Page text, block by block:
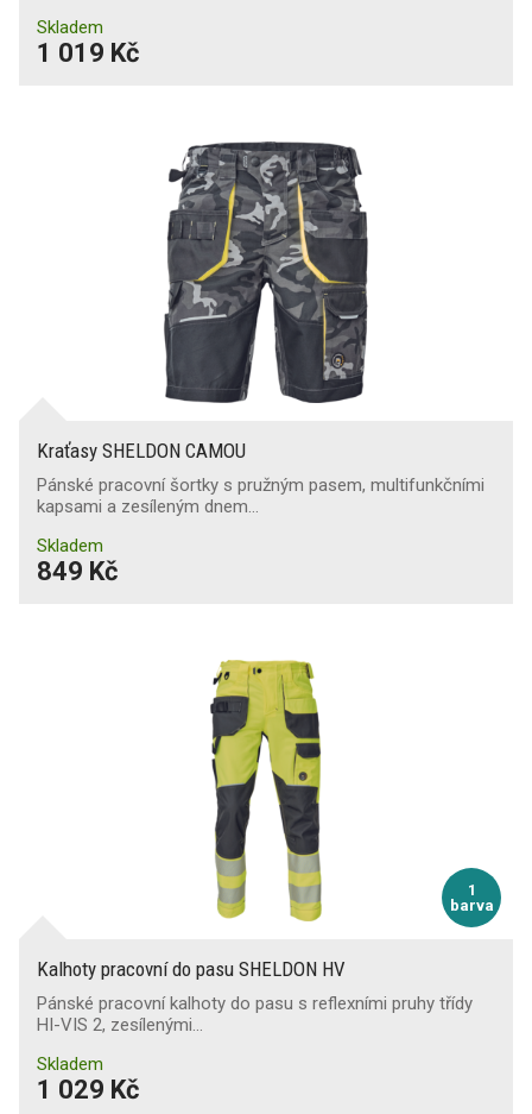
Skladem
1 019 Kč
Kraťasy SHELDON CAMOU
Pánské pracovní šortky s pružným pasem, multifunkčními
kapsami a zesíleným dnem…
Skladem
849 Kč
1
barva
Kalhoty pracovní do pasu SHELDON HV
Pánské pracovní kalhoty do pasu s reflexními pruhy třídy
HI-VIS 2, zesílenými…
Skladem
1 029 Kč